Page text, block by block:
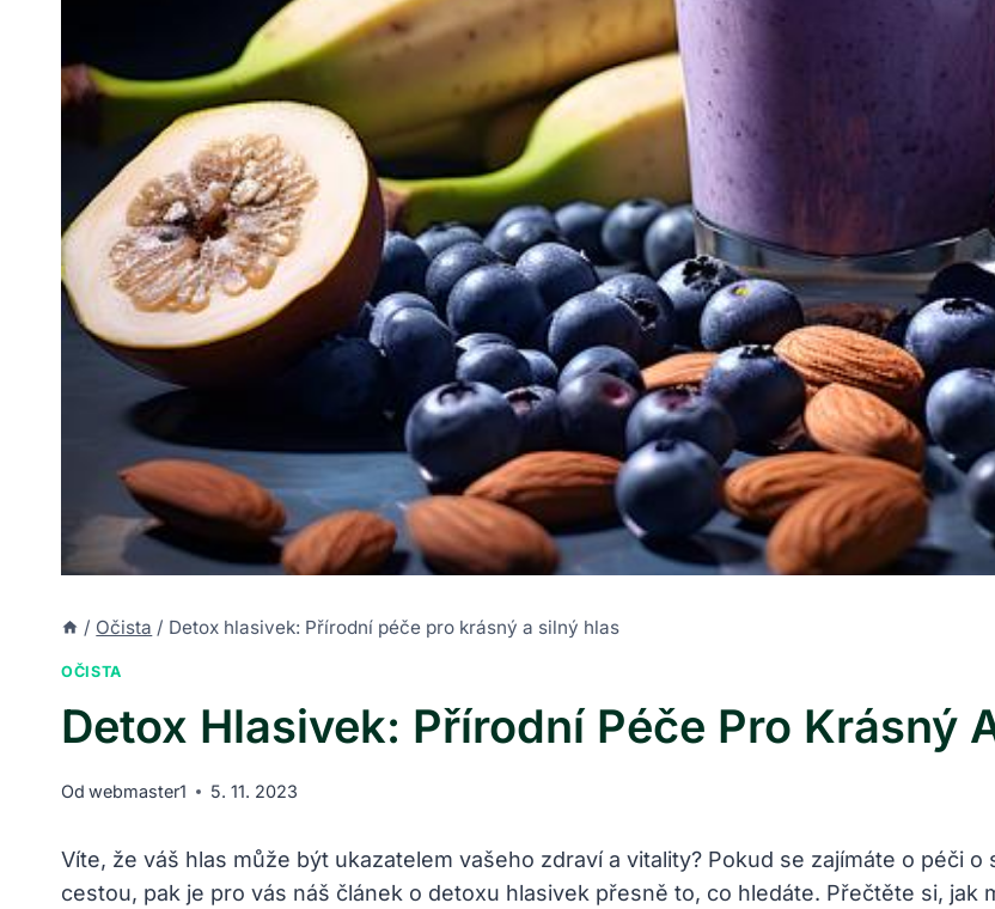
/ Očista / Detox hlasivek: Přírodní péče pro krásný a silný hlas
OČISTA
Detox Hlasivek: Přírodní Péče Pro Krásný
Od webmaster1 5. 11. 2023
Víte, že váš hlas může být ukazatelem vašeho zdraví a vitality? Pokud se zajímáte o péči
cestou, pak je pro vás náš článek o detoxu hlasivek přesně to, co hledáte. Přečtěte si,